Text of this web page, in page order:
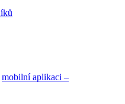
mobilní aplikaci –